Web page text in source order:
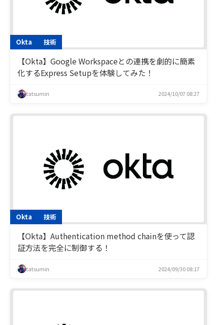
Okta 技術
【Okta】Google Workspaceとの連携を劇的に簡素
化するExpress Setupを体験してみた！
tatsumin 2024/10/07 08:27
Okta 技術
【Okta】Authentication method chainを使って認
証方法を完全に制御する！
tatsumin 2024/09/30 08:17